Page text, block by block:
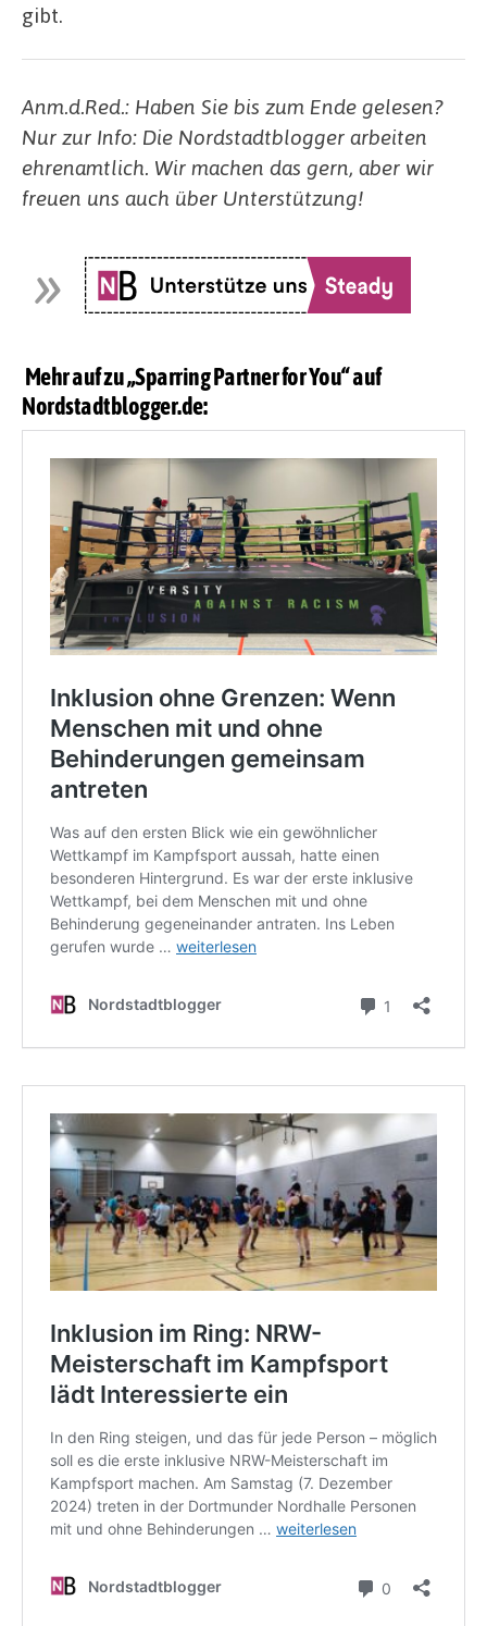
gibt.
Anm.d.Red.: Haben Sie bis zum Ende gelesen?
Nur zur Info: Die Nordstadtblogger arbeiten
ehrenamtlich. Wir machen das gern, aber wir
freuen uns auch über Unterstützung!
Mehr auf zu „Sparring Partner for You“ auf
Nordstadtblogger.de: